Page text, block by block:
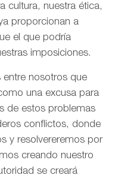
cultura, nuestra ética,
proporcionan a
el que podría
imposiciones.
entre nosotros que
una excusa para
de estos problemas
conflictos, donde
y resolvereremos por
creando nuestro
se creará